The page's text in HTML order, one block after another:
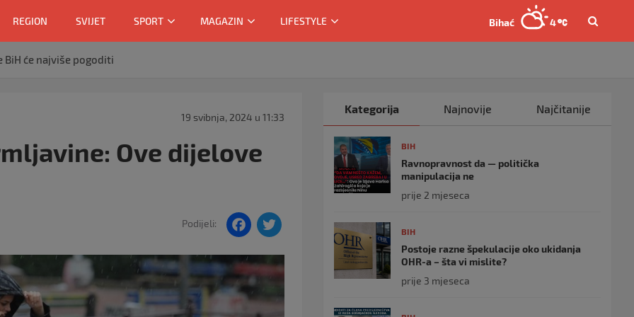
REGION SVIJET SPORT MAGAZIN LIFESTYLE Bihać 4
će najviše pogoditi
19 svibnja, 2024 u 11:33
Ove dijelove
Podijeli:
F
c
e
itt
Kategorija Najnovije Najčitanije
BIH
Ravnopravnost da — politička
manipulacija ne
prije 2 mjeseca
BIH
Postoje razne špekulacije oko ukidanja
OHR-a – šta vi mislite?
prije 3 mjeseca